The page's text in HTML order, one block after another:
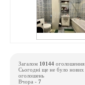
Загалом 10144 оголошення
Сьогодні ще не було нових
оголошень
Вчора - 7